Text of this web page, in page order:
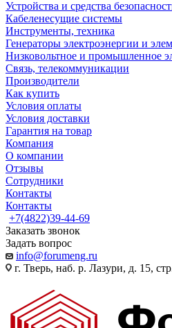
Устройства и средства
Кабеленесущие системы
Инструменты, техника
Генераторы электроэнергии и
Низковольтное и промышленное
Связь, телекоммуникации
Производители
Как купить
Условия оплаты
Условия доставки
Гарантия на товар
Компания
О компании
Отзывы
Сотрудники
Контакты
Контакты
+7(4822)39-44-69
Заказать звонок
Задать вопрос
info@forumeng.ru
г. Тверь, наб. р. Лазури, д. 15,